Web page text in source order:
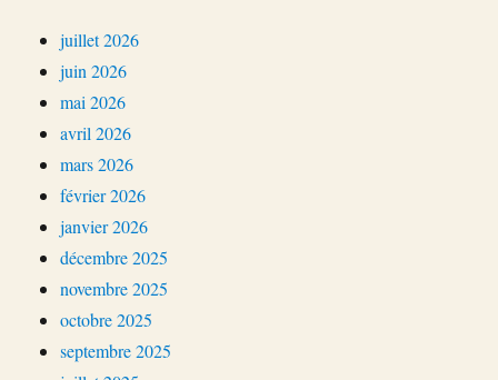
juillet 2026
juin 2026
mai 2026
avril 2026
mars 2026
février 2026
janvier 2026
décembre 2025
novembre 2025
octobre 2025
septembre 2025